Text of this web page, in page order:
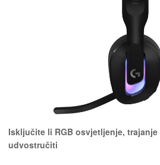
Isključite li RGB osvjetljenje,
udvostručiti